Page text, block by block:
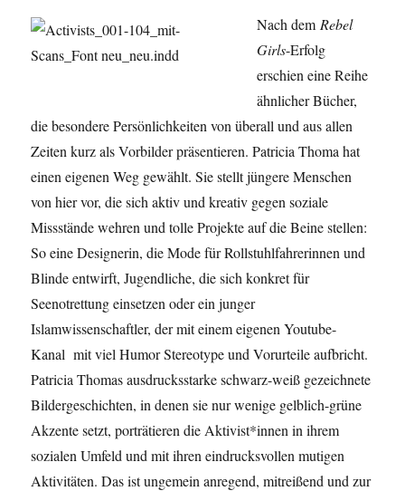
Nach dem Rebel
Girls-Erfolg
erschien eine Reihe
ähnlicher Bücher,
die besondere Persönlichkeiten von überall und aus allen
Zeiten kurz als Vorbilder präsentieren. Patricia Thoma hat
einen eigenen Weg gewählt. Sie stellt jüngere Menschen
von hier vor, die sich aktiv und kreativ gegen soziale
Missstände wehren und tolle Projekte auf die Beine stellen:
So eine Designerin, die Mode für Rollstuhlfahrerinnen und
Blinde entwirft, Jugendliche, die sich konkret für
Seenotrettung einsetzen oder ein junger
Islamwissenschaftler, der mit einem eigenen Youtube-
Kanal mit viel Humor Stereotype und Vorurteile aufbricht.
Patricia Thomas ausdrucksstarke schwarz-weiß gezeichnete
Bildergeschichten, in denen sie nur wenige gelblich-grüne
Akzente setzt, porträtieren die Aktivist*innen in ihrem
sozialen Umfeld und mit ihren eindrucksvollen mutigen
Aktivitäten. Das ist ungemein anregend, mitreißend und zur